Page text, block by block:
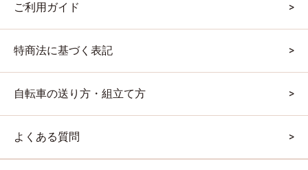
ご利用ガイド
特商法に基づく表記
自転車の送り方・組立て方
よくある質問